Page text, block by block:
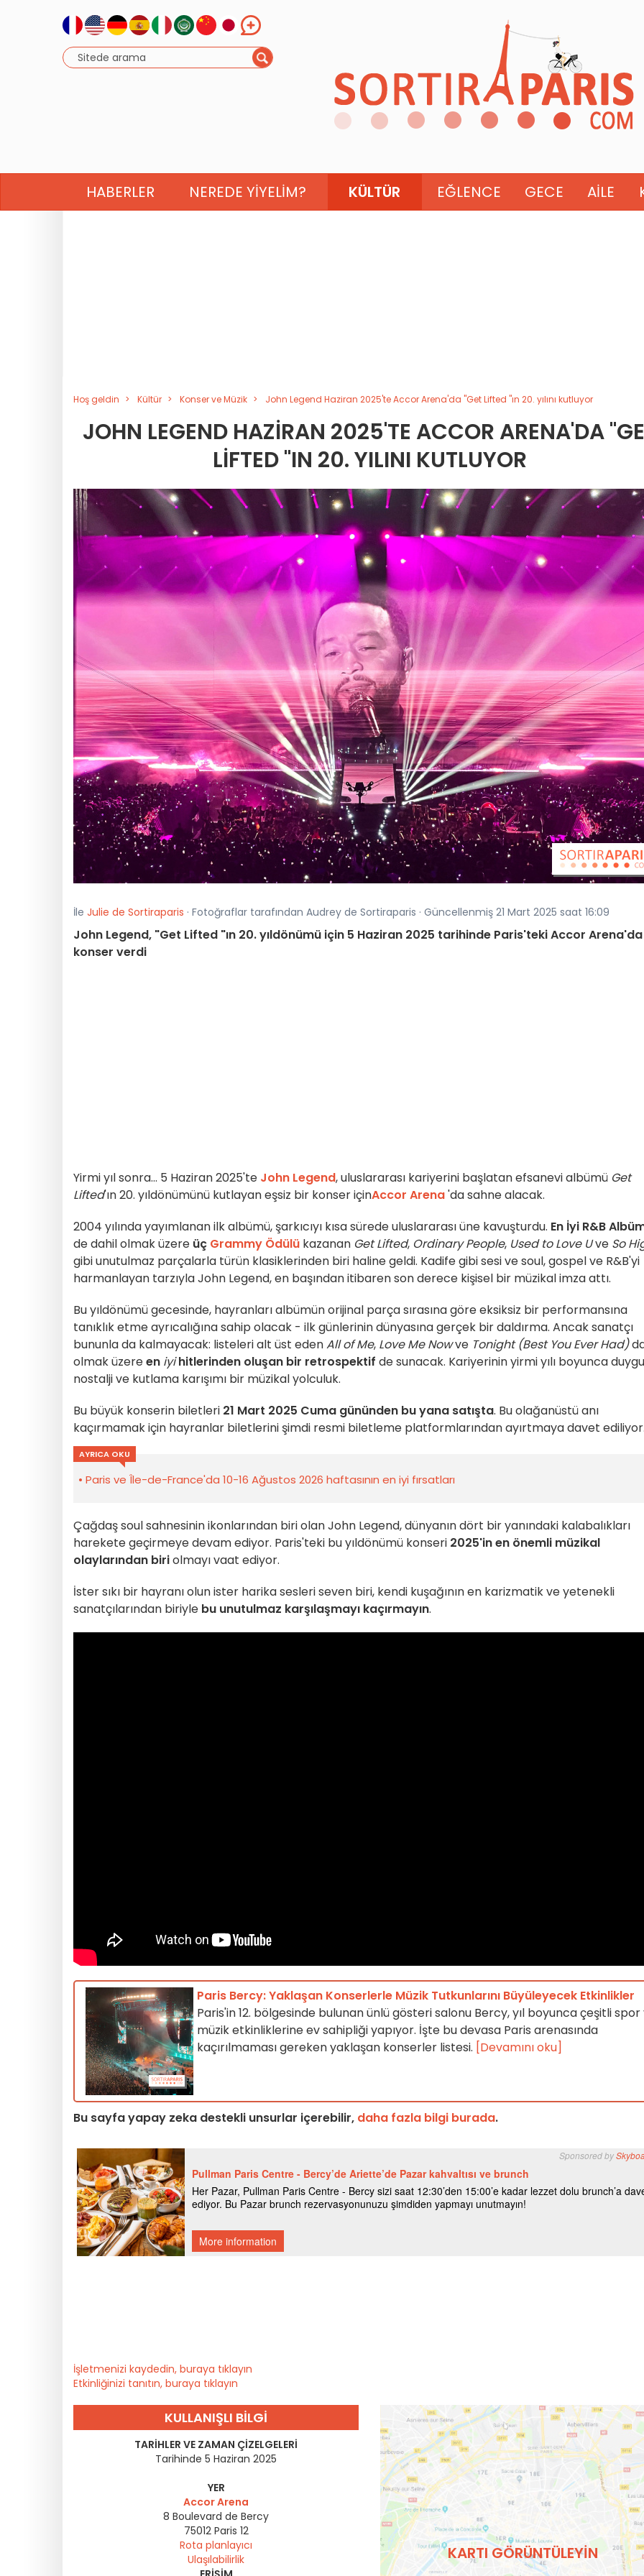
HABERLER NEREDE YIYELIM? KÜLTÜR EĞLENCE GECE AILE
Hoş geldin Kültür Konser ve Müzik John Legend Haziran 2025'te Accor Arena'da "Get Lifted "ın 20. yılını kutluyor
JOHN LEGEND HAZIRAN 2025'TE ACCOR ARENA'DA
LIFTED "IN 20. YILINI KUTLUYOR
İle Julie de Sortiraparis · Fotoğraflar tarafından Audrey de Sortiraparis · Güncellenmiş 21 Mart 2025 saat 16:09
John Legend, "Get Lifted "ın 20. yıldönümü için 5 Haziran 2025 tarihinde Paris'teki Accor Arena'da
konser verdi
Yirmi yıl sonra... 5 Haziran 2025'te John Legend, uluslararası kariyerini başlatan efsanevi albümü Get
Lifted'ın 20. yıldönümünü kutlayan eşsiz bir konser içinAccor Arena'da sahne alacak.
2004 yılında yayımlanan ilk albümü, şarkıcıyı kısa sürede uluslararası üne kavuşturdu. En İyi R&B
de dahil olmak üzere üç Grammy Ödülü kazanan Get Lifted, Ordinary People, Used to Love Uve So
gibi unutulmaz parçalarla türün klasiklerinden biri haline geldi. Kadife gibi sesi ve soul, gospel ve R&B'yi
harmanlayan tarzıyla John Legend, en başından itibaren son derece kişisel bir müzikal imza attı.
Bu yıldönümü gecesinde, hayranları albümün orijinal parça sırasına göre eksiksiz bir performansına
tanıklık etme ayrıcalığına sahip olacak - ilk günlerinin dünyasına gerçek bir daldırma. Ancak sanatçı
bununla da kalmayacak: listeleri alt üst edenAll of Me, Love Me Nowve Tonight (Best You Ever Had)
olmak üzereen iyi hitlerinden oluşan bir retrospektif de sunacak. Kariyerinin yirmi yılı boyunca
nostalji ve kutlama karışımı bir müzikal yolculuk.
Bu büyük konserin biletleri 21 Mart 2025 Cuma gününden bu yana satışta. Bu olağanüstü anı
kaçırmamak için hayranlar biletlerini şimdi resmi biletleme platformlarından ayırtmaya davet
AYRICA OKU
Paris ve Île-de-France'da 10-16 Ağustos 2026 haftasının en iyi fırsatları
Çağdaş soul sahnesinin ikonlarından biri olan John Legend, dünyanın dört bir yanındaki kalabalıkları
harekete geçirmeye devam ediyor. Paris'teki bu yıldönümü konseri 2025'in en önemli müzikal
olaylarından biriolmayı vaat ediyor.
İster sıkı bir hayranı olun ister harika sesleri seven biri, kendi kuşağının en karizmatik ve yetenekli
sanatçılarından biriyle bu unutulmaz karşılaşmayı kaçırmayın.
Paris Bercy: Yaklaşan Konserlerle Müzik Tutkunlarını Büyüleyecek Etkinlikler
Paris'in 12. bölgesinde bulunan ünlü gösteri salonu Bercy, yıl boyunca çeşitli spor
müzik etkinliklerine ev sahipliği yapıyor. İşte bu devasa Paris arenasında
kaçırılmaması gereken yaklaşan konserler listesi. [Devamını oku]
Bu sayfa yapay zeka destekli unsurlar içerebilir, daha fazla bilgi burada.
İşletmenizi kaydedin, buraya tıklayın
Etkinliğinizi tanıtın, buraya tıklayın
KULLANIŞLI BILGI
TARIHLER VE ZAMAN ÇIZELGELERI
Tarihinde 5 Haziran 2025
YER
Accor Arena
8 Boulevard de Bercy
75012 Paris 12
Rota planlayıcı
Ulaşılabilirlik
KARTI GÖRÜNTÜLEYIN